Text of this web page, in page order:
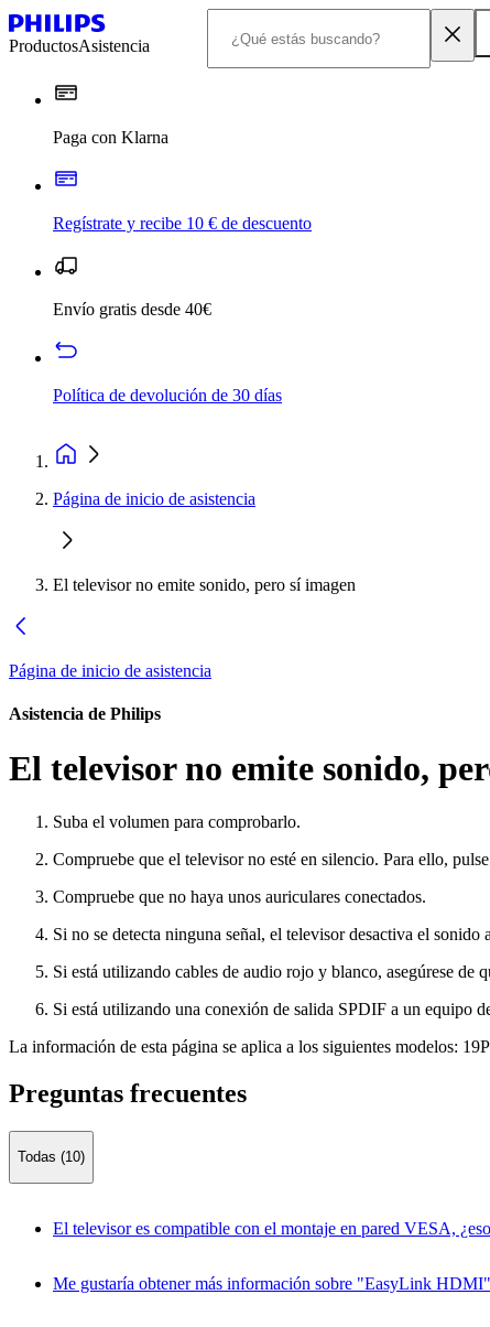
ProductosAsistencia
Paga con Klarna
Regístrate y recibe 10 € de descuento
Envío gratis desde 40€
Política de devolución de 30 días
Página de inicio de asistencia
El televisor no emite sonido, pero sí imagen
Página de inicio de asistencia
Asistencia de Philips
El televisor no emite sonido,
Suba el volumen para comprobarlo.
Compruebe que el televisor no esté en silencio. Para ello,
Compruebe que no haya unos auriculares conectados.
Si no se detecta ninguna señal, el televisor desactiva el
Si está utilizando cables de audio rojo y blanco, asegúrese de
Si está utilizando una conexión de salida SPDIF a un equipo
La información de esta página se aplica a los siguientes modelos:
Preguntas frecuentes
Todas (10)
El televisor es compatible con el montaje en pared VESA,
Me gustaría obtener más información sobre "EasyLink